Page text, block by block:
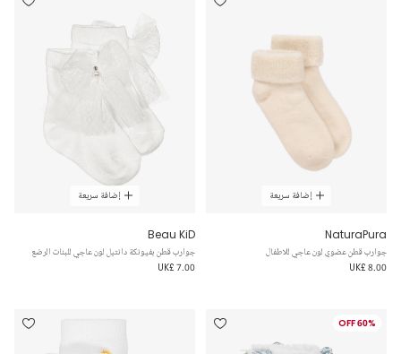
إضافة سريعة
NaturaPura
جوارب قطن عضوي لون عاجي للاطفال
UK£ 8.00
إضافة سريعة
Beau KiD
جوارب قطن بفيونكة دانتيل لون عاجي للبنات الرضع
UK£ 7.00
60% OFF